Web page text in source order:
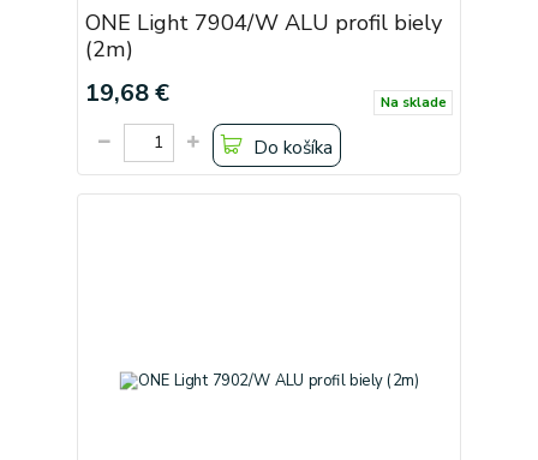
ONE Light 7904/W ALU profil biely
(2m)
19,68 € Na sklade
Do košíka